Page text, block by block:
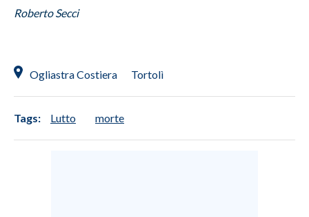
Roberto Secci
Ogliastra Costiera Tortolì
Tags: Lutto morte